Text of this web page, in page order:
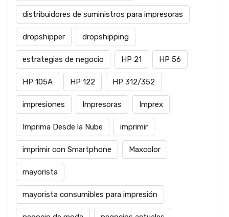
distribuidores de suministros para impresoras
dropshipper dropshipping
estrategias de negocio HP 21 HP 56
HP 105A HP 122 HP 312/352
impresiones Impresoras Imprex
Imprima Desde la Nube imprimir
imprimir con Smartphone Maxcolor
mayorista
mayorista consumibles para impresión